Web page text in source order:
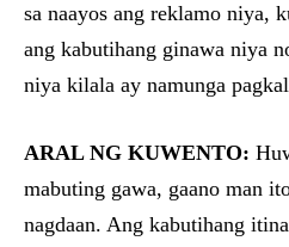
sa naayos ang reklamo niya,
ang kabutihang ginawa niya
niya kilala ay namunga
ARAL NG KUWENTO:
mabuting gawa, gaano man
nagdaan. Ang kabutihang